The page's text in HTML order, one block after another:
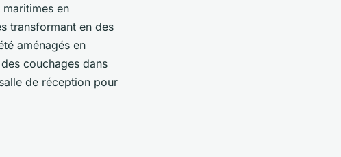
en
transformant en des
aménagés en
des couchages dans
de réception pour